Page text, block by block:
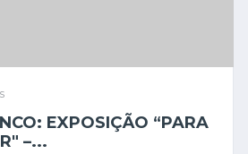
EXPOSIÇÃO “PARA
–...